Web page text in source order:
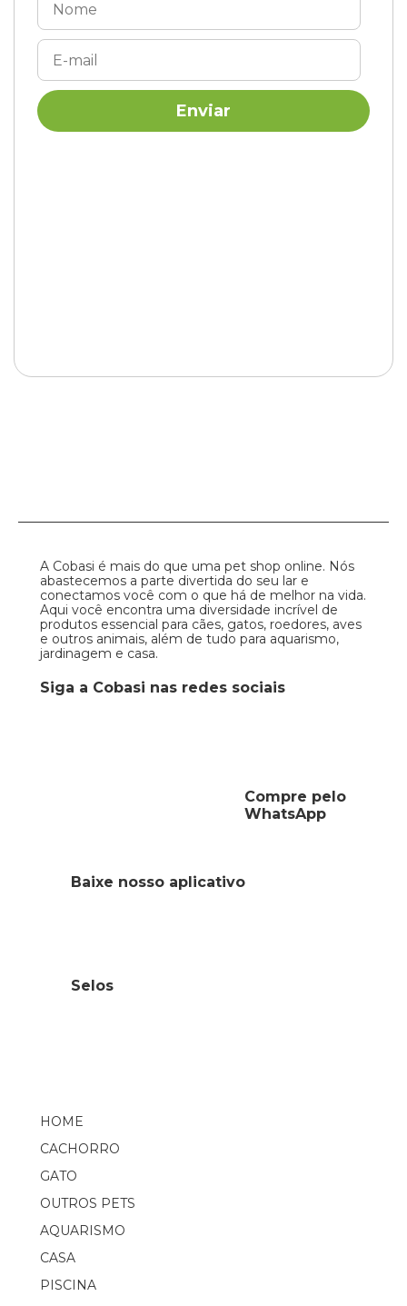
A Cobasi é mais do que uma pet shop online. Nós
abastecemos a parte divertida do seu lar e
conectamos você com o que há de melhor na vida.
Aqui você encontra uma diversidade incrível de
produtos essencial para cães, gatos, roedores, aves
e outros animais, além de tudo para aquarismo,
jardinagem e casa.
Siga a Cobasi nas redes sociais
Compre pelo
WhatsApp
HOME
CACHORRO
GATO
OUTROS PETS
AQUARISMO
CASA
PISCINA
Baixe nosso aplicativo
Selos